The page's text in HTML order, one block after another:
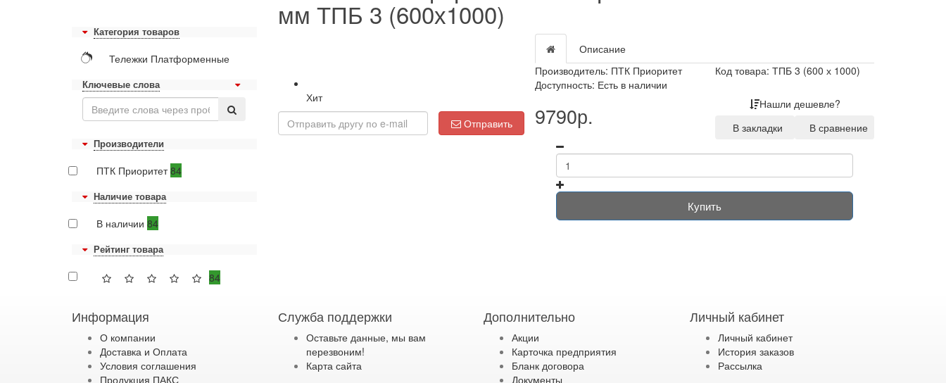
Категория товаров
Тележки Платформенные
Ключевые слова
Производители
ПТК Приоритет84
Наличие товара
В наличии 84
Рейтинг товара
84
мм ТПБ 3 (600х1000)
Хит
Отправить
Описание
Производитель: ПТК Приоритет
Код товара: ТПБ 3 (600 х 1000)
Доступность: Есть в наличии
9790р.
Нашли дешевле?
В закладки
В сравнение
Купить
Информация
О компании
Доставка и Оплата
Условия соглашения
Продукция ПАКС
Служба поддержки
Оставьте данные, мы вам
перезвоним!
Карта сайта
Дополнительно
Акции
Карточка предприятия
Бланк договора
Документы
Личный кабинет
Личный кабинет
История заказов
Рассылка